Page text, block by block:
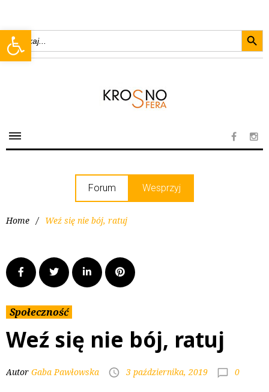
Open toolbar
Search
for:
Forum Wesprzyj
Home / Weź się nie bój, ratuj
Społeczność
Weź się nie bój, ratuj
Autor Gaba Pawłowska 3 października, 2019 0